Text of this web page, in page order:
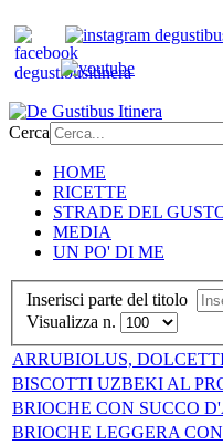
Cerca
HOME
RICETTE
STRADE DEL
MEDIA
UN PO' DI ME
Inserisci parte del titolo
Visualizza n.
ARRUBIOLUS,
BISCOTTI UZBEKI AL
BRIOCHE CON SUCCO
BRIOCHE LEGGERA